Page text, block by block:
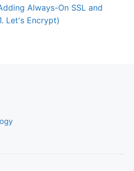
Always-On SSL and
Let's Encrypt)